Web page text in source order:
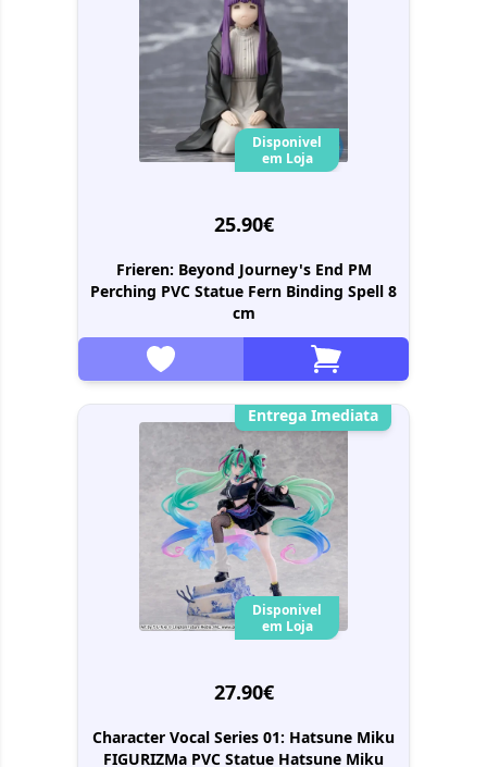
Disponivel
em Loja
25.90€
Frieren: Beyond Journey's End PM
Perching PVC Statue Fern Binding Spell 8
cm
Entrega Imediata
Disponivel
em Loja
27.90€
Character Vocal Series 01: Hatsune Miku
FIGURIZMa PVC Statue Hatsune Miku